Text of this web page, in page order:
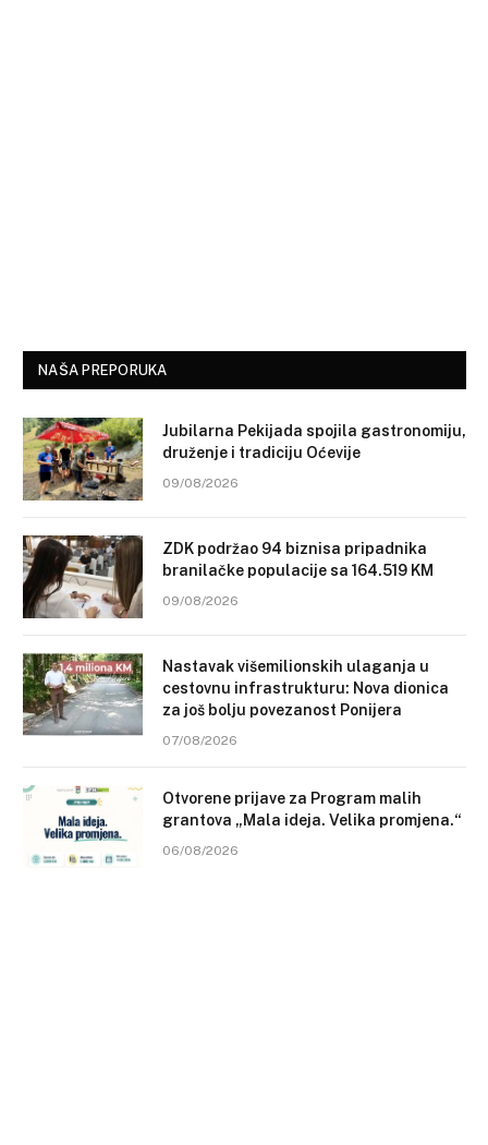
NAŠA PREPORUKA
Jubilarna Pekijada spojila gastronomiju,
druženje i tradiciju Oćevije
09/08/2026
ZDK podržao 94 biznisa pripadnika
branilačke populacije sa 164.519 KM
09/08/2026
Nastavak višemilionskih ulaganja u
cestovnu infrastrukturu: Nova dionica
za još bolju povezanost Ponijera
07/08/2026
Otvorene prijave za Program malih
grantova „Mala ideja. Velika promjena.“
06/08/2026